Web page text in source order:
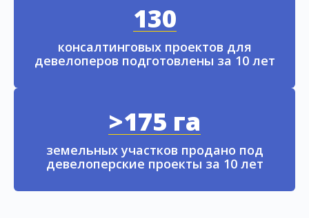
130
консалтинговых проектов для
девелоперов подготовлены за 10 лет
>175 га
земельных участков продано под
девелоперские проекты за 10 лет